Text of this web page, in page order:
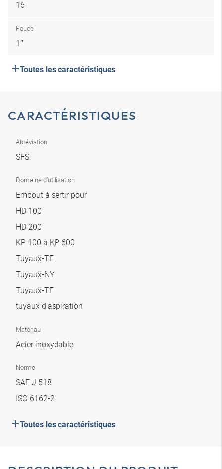
16
Pouce
1″
Toutes les caractéristiques
CARACTÉRISTIQUES
Abréviation
SFS
Domaine d’utilisation
Embout à sertir pour
HD 100
HD 200
KP 100 à KP 600
Tuyaux-TE
Tuyaux-NY
Tuyaux-TF
tuyaux d’aspiration
Matériau
Acier inoxydable
Norme
SAE J 518
ISO 6162-2
Toutes les caractéristiques